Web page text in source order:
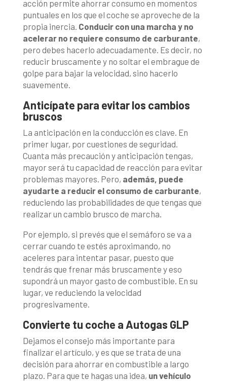
acción permite ahorrar consumo en momentos
puntuales en los que el coche se aproveche de la
propia inercia. Conducir con una marcha y no
acelerar no requiere consumo de carburante,
pero debes hacerlo adecuadamente. Es decir, no
reducir bruscamente y no soltar el embrague de
golpe para bajar la velocidad, sino hacerlo
suavemente.
Anticípate para evitar los cambios
bruscos
La anticipación en la conducción es clave. En
primer lugar, por cuestiones de seguridad.
Cuanta más precaución y anticipación tengas,
mayor será tu capacidad de reacción para evitar
problemas mayores. Pero, además, puede
ayudarte a reducir el consumo de carburante,
reduciendo las probabilidades de que tengas que
realizar un cambio brusco de marcha.
Por ejemplo, si prevés que el semáforo se va a
cerrar cuando te estés aproximando, no
aceleres para intentar pasar, puesto que
tendrás que frenar más bruscamente y eso
supondrá un mayor gasto de combustible. En su
lugar, ve reduciendo la velocidad
progresivamente.
Convierte tu coche a Autogas GLP
Dejamos el consejo más importante para
finalizar el artículo, y es que se trata de una
decisión para ahorrar en combustible a largo
plazo. Para que te hagas una idea, un vehículo